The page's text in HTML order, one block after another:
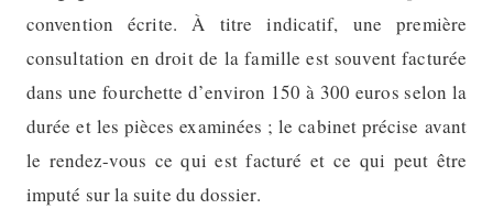
convention écrite. À titre indicatif, une première
consultation en droit de la famille est souvent facturée
dans une fourchette d’environ 150 à 300 euros selon la
durée et les pièces examinées ; le cabinet précise avant
le rendez-vous ce qui est facturé et ce qui peut être
imputé sur la suite du dossier.